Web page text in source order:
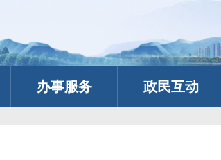
办事服务 政民互动